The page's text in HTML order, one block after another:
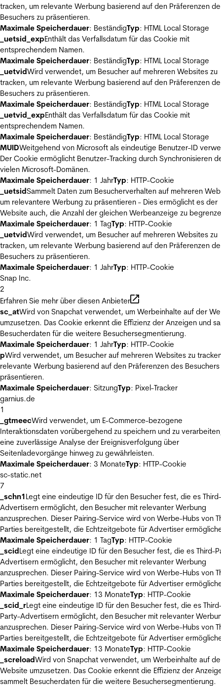
tracken, um relevante Werbung basierend auf den Präferenzen
Besuchers zu präsentieren.
Maximale Speicherdauer: BeständigTyp: HTML Local Storage
_uetsid_expEnthält das Verfallsdatum für das Cookie mit
entsprechendem Namen.
Maximale Speicherdauer: BeständigTyp: HTML Local Storage
_uetvidWird verwendet, um Besucher auf mehreren Websites zu
tracken, um relevante Werbung basierend auf den Präferenzen
Besuchers zu präsentieren.
Maximale Speicherdauer: BeständigTyp: HTML Local Storage
_uetvid_expEnthält das Verfallsdatum für das Cookie mit
entsprechendem Namen.
Maximale Speicherdauer: BeständigTyp: HTML Local Storage
MUIDWeitgehend von Microsoft als eindeutige Benutzer-ID
Der Cookie ermöglicht Benutzer-Tracking durch Synchronisieren
vielen Microsoft-Domänen.
Maximale Speicherdauer: 1 JahrTyp: HTTP-Cookie
_uetsidSammelt Daten zum Besucherverhalten auf mehreren
um relevantere Werbung zu präsentieren - Dies ermöglicht es der
Website auch, die Anzahl der gleichen Werbeanzeige zu
Maximale Speicherdauer: 1 TagTyp: HTTP-Cookie
_uetvidWird verwendet, um Besucher auf mehreren Websites zu
tracken, um relevante Werbung basierend auf den Präferenzen
Besuchers zu präsentieren.
Maximale Speicherdauer: 1 JahrTyp: HTTP-Cookie
Snap Inc.
2
Erfahren Sie mehr über diesen Anbieter
sc_atWird von Snapchat verwendet, um Werbeinhalte auf der
umzusetzen. Das Cookie erkennt die Effizienz der Anzeigen und
Besucherdaten für die weitere Besuchersegmentierung.
Maximale Speicherdauer: 1 JahrTyp: HTTP-Cookie
pWird verwendet, um Besucher auf mehreren Websites zu
relevante Werbung basierend auf den Präferenzen des Besuchers
präsentieren.
Maximale Speicherdauer: SitzungTyp: Pixel-Tracker
garnius.de
1
_gtmeecWird verwendet, um E-Commerce-bezogene
Interaktionsdaten vorübergehend zu speichern und zu
eine zuverlässige Analyse der Ereignisverfolgung über
Seitenladevorgänge hinweg zu gewährleisten.
Maximale Speicherdauer: 3 MonateTyp: HTTP-Cookie
sc-static.net
7
_schn1Legt eine eindeutige ID für den Besucher fest, die es
Advertisern ermöglicht, den Besucher mit relevanter Werbung
anzusprechen. Dieser Pairing-Service wird von Werbe-Hubs von
Parties bereitgestellt, die Echtzeitgebote für Advertiser
Maximale Speicherdauer: 1 TagTyp: HTTP-Cookie
_scidLegt eine eindeutige ID für den Besucher fest, die es Third-
Advertisern ermöglicht, den Besucher mit relevanter Werbung
anzusprechen. Dieser Pairing-Service wird von Werbe-Hubs von
Parties bereitgestellt, die Echtzeitgebote für Advertiser
Maximale Speicherdauer: 13 MonateTyp: HTTP-Cookie
_scid_rLegt eine eindeutige ID für den Besucher fest, die es
Party-Advertisern ermöglicht, den Besucher mit relevanter
anzusprechen. Dieser Pairing-Service wird von Werbe-Hubs von
Parties bereitgestellt, die Echtzeitgebote für Advertiser
Maximale Speicherdauer: 13 MonateTyp: HTTP-Cookie
_screloadWird von Snapchat verwendet, um Werbeinhalte auf
Website umzusetzen. Das Cookie erkennt die Effizienz der
sammelt Besucherdaten für die weitere Besuchersegmentierung.